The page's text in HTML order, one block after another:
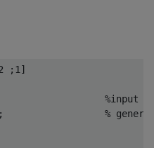
; 1 ]
%input
; %